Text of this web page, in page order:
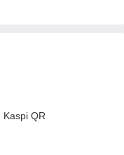
Kaspi QR